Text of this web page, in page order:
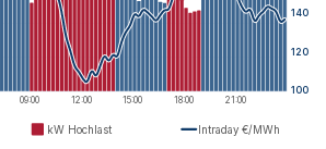
100
120
140
09:00 12:00 15:00 18:00 21:00
kW Hochlast Intraday €/MWh